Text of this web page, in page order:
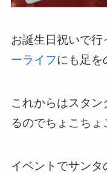
お誕生日祝いで
ーライフにも足を
これからはスタ
るのでちょこちょ
イベントでサン